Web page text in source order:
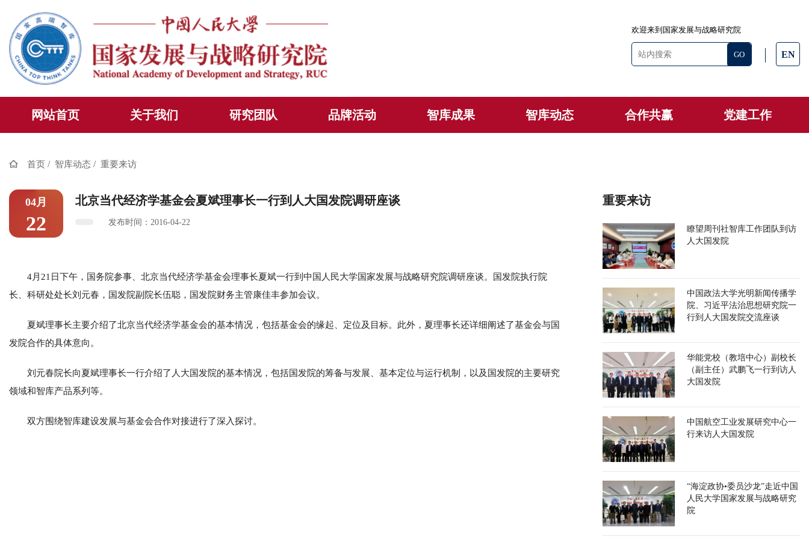
欢迎来到国家发展与战略研究院
EN
网站首页 关于我们 研究团队 品牌活动 智库成果 智库动态 合作共赢 党建工作
首页 / 智库动态 / 重要来访
04月
22
北京当代经济学基金会夏斌理事长一行到人大国发院调研座谈
发布时间：2016-04-22
4月21日下午，国务院参事、北京当代经济学基金会理事长夏斌一行到中国人民大学国家发展与战略研究院调研座谈。国发院执行院
长、科研处处长刘元春，国发院副院长伍聪，国发院财务主管康佳丰参加会议。
夏斌理事长主要介绍了北京当代经济学基金会的基本情况，包括基金会的缘起、定位及目标。此外，夏理事长还详细阐述了基金会与国
发院合作的具体意向。
刘元春院长向夏斌理事长一行介绍了人大国发院的基本情况，包括国发院的筹备与发展、基本定位与运行机制，以及国发院的主要研究
领域和智库产品系列等。
双方围绕智库建设发展与基金会合作对接进行了深入探讨。
重要来访
瞭望周刊社智库工作团队到访
人大国发院
中国政法大学光明新闻传播学
院、习近平法治思想研究院一
行到人大国发院交流座谈
华能党校（教培中心）副校长
（副主任）武鹏飞一行到访人
大国发院
中国航空工业发展研究中心一
行来访人大国发院
“海淀政协•委员沙龙”走近中国
人民大学国家发展与战略研究
院